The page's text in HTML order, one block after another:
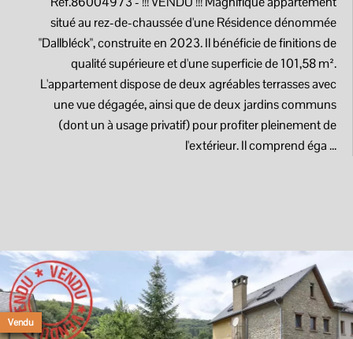
situé au rez-de-chaussée d'une Résidence dénommée
"Dallbléck", construite en 2023. Il bénéficie de finitions de
qualité supérieure et d'une superficie de 101,58 m².
L'appartement dispose de deux agréables terrasses avec
une vue dégagée, ainsi que de deux jardins communs
(dont un à usage privatif) pour profiter pleinement de
l'extérieur. Il comprend éga ...
Vendu